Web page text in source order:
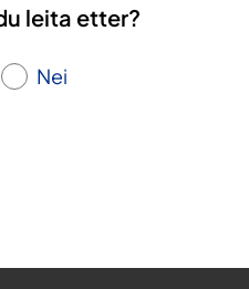
leita etter?
Nei